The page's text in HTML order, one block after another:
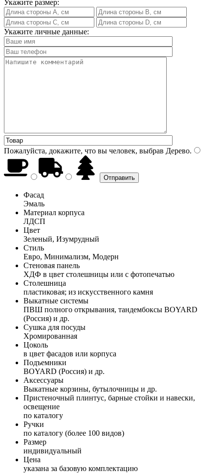
Укажите размер:
Укажите личные данные:
Пожалуйста, докажите, что вы человек, выбрав Дерево.
Фасад
Эмаль
Материал корпуса
ЛДСП
Цвет
Зеленый, Изумрудный
Стиль
Евро, Минимализм, Модерн
Стеновая панель
ХДФ в цвет столешницы или с фотопечатью
Столешница
пластиковая; из искусственного камня
Выкатные системы
ПВШ полного открывания, тандембоксы BOYARD
(Россия) и др.
Сушка для посуды
Хромированная
Цоколь
в цвет фасадов или корпуса
Подъемники
BOYARD (Россия) и др.
Аксессуары
Выкатные корзины, бутылочницы и др.
Пристеночный плинтус, барные стойки и навески,
освещение
по каталогу
Ручки
по каталогу (более 100 видов)
Размер
индивидуальный
Цена
указана за базовую комплектацию